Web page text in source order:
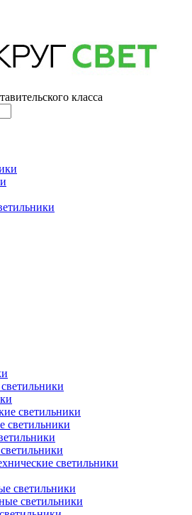
класса
светильники
светильники
светильники
светильники
светильники